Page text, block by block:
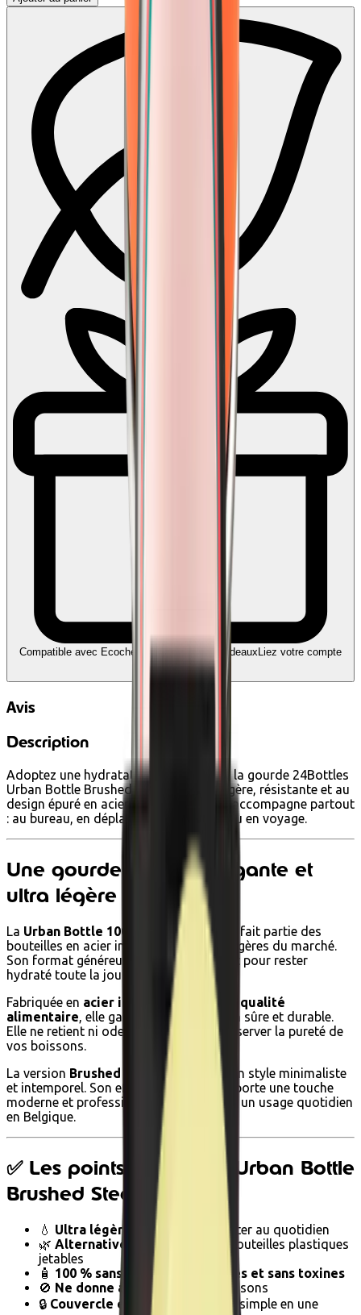
Compatible avec Ecochèques et Chèques-cadeaux Liez votre compte
Avis
Description
Adoptez une hydratation durable avec la gourde 24Bottles
Urban Bottle Brushed Steel 1L. Ultra légère, résistante et au
design épuré en acier brossé, elle vous accompagne partout
: au bureau, en déplacement, au sport ou en voyage.
Une gourde inox 1L élégante et
ultra légère
La Urban Bottle 1000 ml de 24Bottles
fait partie des
bouteilles en acier inoxydable les plus légères du marché.
Son format généreux d’1 litre est parfait pour rester
hydraté toute la journée.
Fabriquée en acier inoxydable 18/8 de qualité
alimentaire, elle garantit une utilisation sûre et durable.
Elle ne retient ni odeur ni goût, pour préserver la pureté de
vos boissons.
La version Brushed Steel
séduit par son style minimaliste
et intemporel. Son effet acier brossé apporte une touche
moderne et professionnelle, idéale pour un usage quotidien
en Belgique.
✅ Les points forts de la Urban Bottle
Brushed Steel 1L
💧 Ultra légère
: facile à transporter au quotidien
🌿 Alternative écologique
aux bouteilles plastiques
jetables
🧴 100 % sans BPA, sans phtalates et sans toxines
🚫 Ne donne aucun goût
aux boissons
🔒 Couvercle étanche
– ouverture simple en une